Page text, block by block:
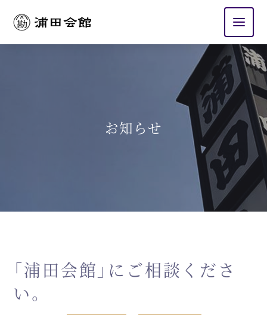
お知らせ
「浦田会館」にご相談くださ
い。